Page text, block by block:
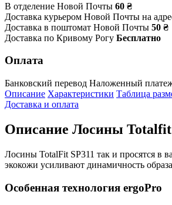
В отделение Новой Почты 60 ₴
Доставка курьером Новой Почты на
Доставка в поштомат Новой Почты 50 ₴
Доставка по Кривому Рогу Бесплатно
Оплата
Банковский перевод Наложенный
Описание Характеристики Таблица
Доставка и оплата
Описание Лосины
Лосины TotalFit SP311 так и просятся в
экокожи усиливают динамичность
Особенная технология ergoPro